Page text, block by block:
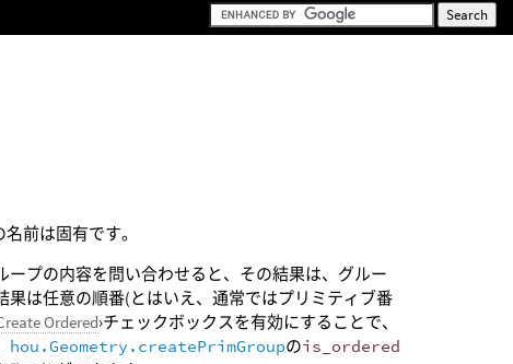
前は固有です。
プの内容を問い合わせると、その結果は、グルー
は任意の順番(とはいえ、通常ではプリミティブ番
Ordered›チェックボックスを有効にすることで、
hou.Geometry.createPrimGroupのis_ordered